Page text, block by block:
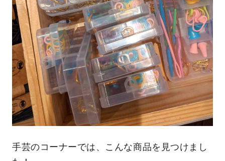
手芸のコーナーでは、こんな商品を見つけまし